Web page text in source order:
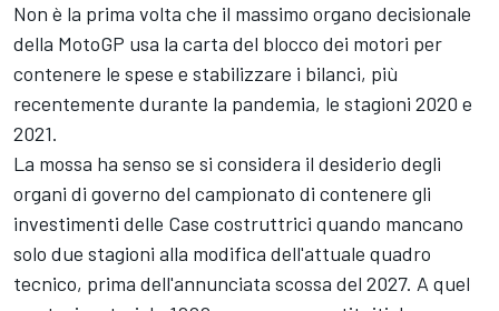
Non è la prima volta che il massimo organo decisionale
della MotoGP usa la carta del blocco dei motori per
contenere le spese e stabilizzare i bilanci, più
recentemente durante la pandemia, le stagioni 2020 e
2021.
La mossa ha senso se si considera il desiderio degli
organi di governo del campionato di contenere gli
investimenti delle Case costruttrici quando mancano
solo due stagioni alla modifica dell'attuale quadro
tecnico, prima dell'annunciata scossa del 2027. A quel